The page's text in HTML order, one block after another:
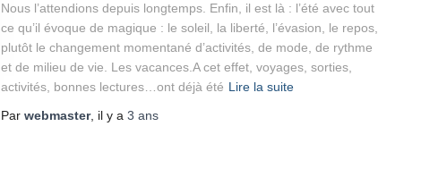
Nous l’attendions depuis longtemps. Enfin, il est là : l’été avec tout
ce qu’il évoque de magique : le soleil, la liberté, l’évasion, le repos,
plutôt le changement momentané d’activités, de mode, de rythme
et de milieu de vie. Les vacances.A cet effet, voyages, sorties,
activités, bonnes lectures…ont déjà été Lire la suite
Par webmaster, il y a 3 ans